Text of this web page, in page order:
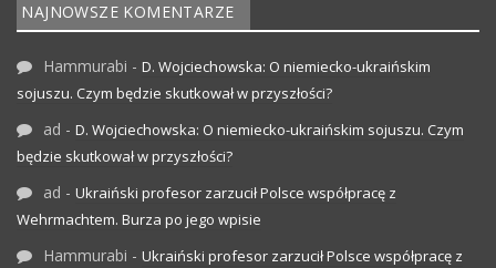
NAJNOWSZE KOMENTARZE
Hammurabi - D. Wojciechowska: O niemiecko-ukraińskim
sojuszu. Czym będzie skutkował w przyszłości?
ad - D. Wojciechowska: O niemiecko-ukraińskim sojuszu. Czym
będzie skutkował w przyszłości?
ad - Ukraiński profesor zarzucił Polsce współpracę z
Wehrmachtem. Burza po jego wpisie
Hammurabi - Ukraiński profesor zarzucił Polsce współpracę z